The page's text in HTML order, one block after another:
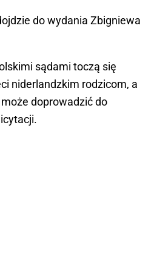
do wydania Zbigniewa
sądami toczą się
niderlandzkim rodzicom, a
doprowadzić do